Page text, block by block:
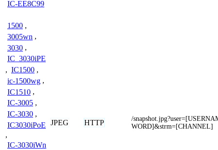
IC-EE8C99
1500 ,
3005wn ,
3030 ,
IC_3030iPE
, IC1500 ,
ic-1500wg ,
IC1510 ,
IC-3005 ,
IC-3030 ,
IC3030iPoE
,
IC-3030iWn
JPEG HTTP
/
WORD]&strm=[CHANNEL]